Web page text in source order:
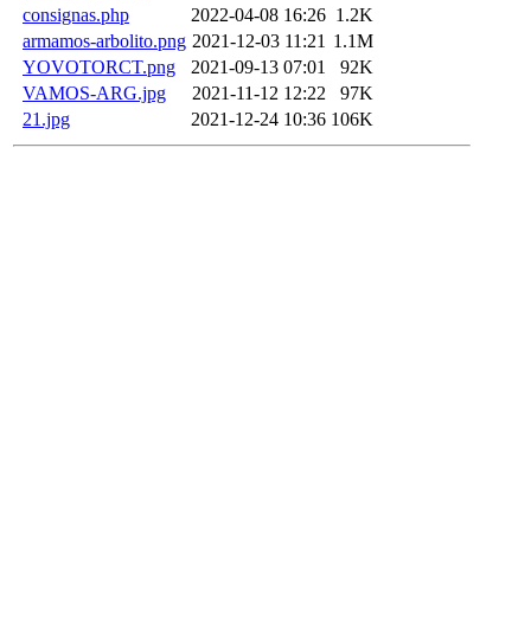
consignas.php
2022-04-08 16:26 1.2K
armamos-arbolito.png 2021-12-03 11:21 1.1M
YOVOTORCT.png
2021-09-13 07:01
92K
VAMOS-ARG.jpg
2021-11-12 12:22
97K
21.jpg
2021-12-24 10:36 106K